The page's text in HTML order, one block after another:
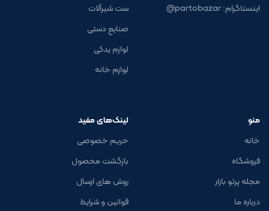
اینستاگرام: partobazar@
ست شیرآلات
صنایع دستی
لوازم یدکی
لوازم خانه
منو
خانه
فروشگاه
مجله پرتو بازار
درباره ما
لینک‌های مفید
حریم خصوصی
بازگشت محصول
روش های ارسال
قوانین و شرایط